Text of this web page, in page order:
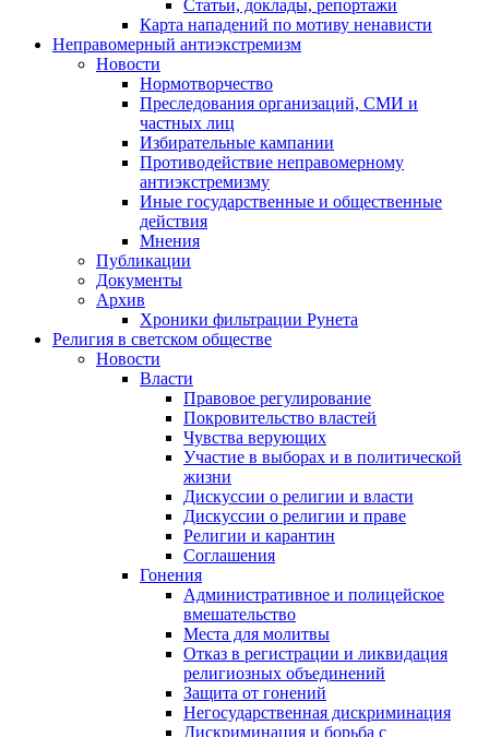
Статьи, доклады, репортажи
Карта нападений по мотиву ненависти
Неправомерный антиэкстремизм
Новости
Нормотворчество
Преследования организаций, СМИ и
частных лиц
Избирательные кампании
Противодействие неправомерному
антиэкстремизму
Иные государственные и общественные
действия
Мнения
Публикации
Документы
Архив
Хроники фильтрации Рунета
Религия в светском обществе
Новости
Власти
Правовое регулирование
Покровительство властей
Чувства верующих
Участие в выборах и в политической
жизни
Дискуссии о религии и власти
Дискуссии о религии и праве
Религии и карантин
Соглашения
Гонения
Административное и полицейское
вмешательство
Места для молитвы
Отказ в регистрации и ликвидация
религиозных объединений
Защита от гонений
Негосударственная дискриминация
Дискриминация и борьба с